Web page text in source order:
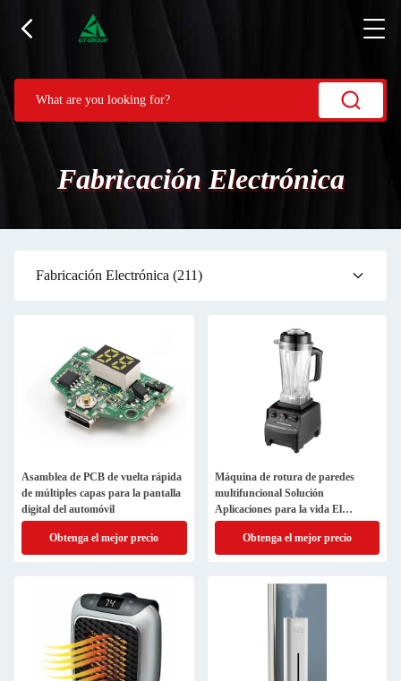
Fabricación Electrónica
Fabricación Electrónica (211)
Asamblea de PCB de vuelta rápida
de múltiples capas para la pantalla
digital del automóvil
Obtenga el mejor precio
Máquina de rotura de paredes
multifuncional Solución
Aplicaciones para la vida El
ensamblaje de PCB de giro rápido
Obtenga el mejor precio